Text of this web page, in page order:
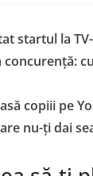
startul la
copiii pe
nu-ți dai